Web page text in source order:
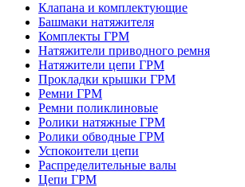
Клапана и комплектующие
Башмаки натяжителя
Комплекты ГРМ
Натяжители приводного ремня
Натяжители цепи ГРМ
Прокладки крышки ГРМ
Ремни ГРМ
Ремни поликлиновые
Ролики натяжные ГРМ
Ролики обводные ГРМ
Успокоители цепи
Распределительные валы
Цепи ГРМ